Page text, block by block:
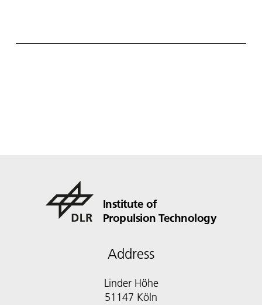
Institute of
Propulsion Technology
Address
Linder Höhe
51147 Köln